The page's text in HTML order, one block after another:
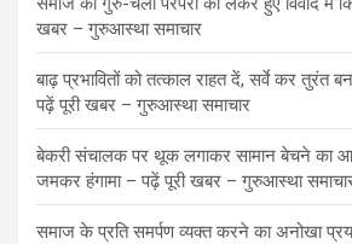
खबर – गुरुआस्था समाचार
बाढ़ प्रभावितों को तत्काल राहत दें, सर्वे कर तुरंत
पढ़ें पूरी खबर – गुरुआस्था समाचार
बेकरी संचालक पर थूक लगाकर सामान बेचने का
जमकर हंगामा – पढ़ें पूरी खबर – गुरुआस्था
समाज के प्रति समर्पण व्यक्त करने का अनोखा